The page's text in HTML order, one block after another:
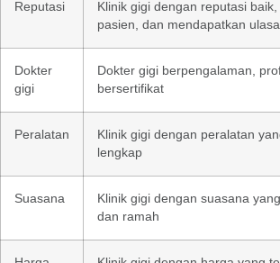
Reputasi
Klinik gigi dengan reputasi
pasien, dan mendapatkan
Dokter
gigi
Dokter gigi berpengalaman,
bersertifikat
Peralatan
Klinik gigi dengan peralatan
lengkap
Suasana
Klinik gigi dengan suasana
dan ramah